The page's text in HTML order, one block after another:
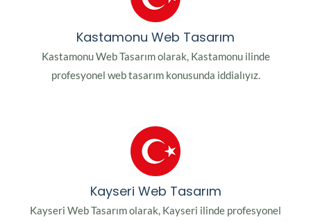
Kastamonu Web Tasarım
Kastamonu Web Tasarım olarak, Kastamonu ilinde
profesyonel web tasarım konusunda iddialıyız.
Kayseri Web Tasarım
Kayseri Web Tasarım olarak, Kayseri ilinde profesyonel